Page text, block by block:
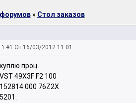
» Стол заказов
#1 От 16/03/2012 11:01
куплю проц.
VST 49X3F F2 100
152814 000 76Z2X
5201.